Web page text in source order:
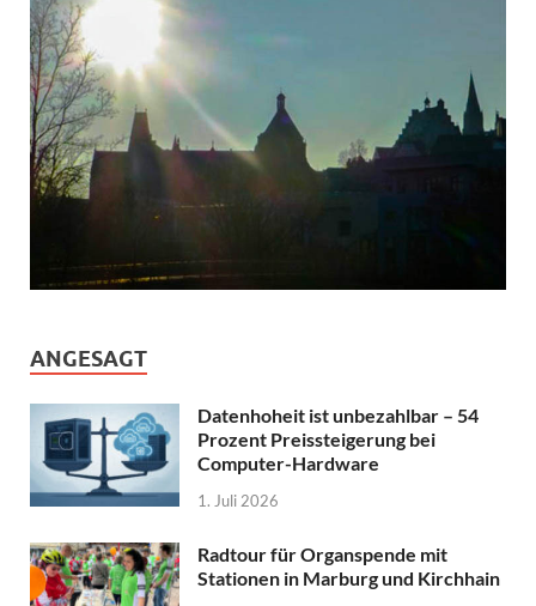
ANGESAGT
Datenhoheit ist unbezahlbar – 54
Prozent Preissteigerung bei
Computer-Hardware
1. Juli 2026
Radtour für Organspende mit
Stationen in Marburg und Kirchhain